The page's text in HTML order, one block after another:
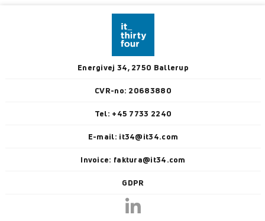
Energivej 34, 2750 Ballerup
CVR-no: 20683880
Tel: +45 7733 2240
E-mail: it34@it34.com
Invoice: faktura@it34.com
GDPR